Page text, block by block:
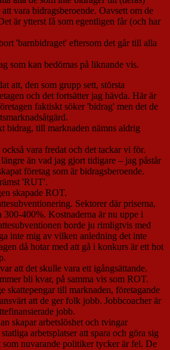
vara bidragsberoende. Oavsett om de
är ytterst få som egentligen får (och har
'barnbidraget' eftersom det går till alla
som kan bedömas på liknande vis.
att, den som grupp sett, största
och det fortsätter jag hävda. Här är
faktiskt söker 'bidrag' men det de
bidrag, till marknaden nämns aldrig
vara fredat och det tackar vi för.
än vad jag gjort tidigare – jag påstår
företag som är bidragsberoende.
'RUT'.
skapade ROT.
Sektorer där priserna,
300-400%. Kostnaderna är nu uppe i
borde ju rimligtvis med
inte mig av vilken anledning det inte
då hotar med att gå i konkurs är ett hot
att det skulle vara ett igångsättande.
bli kvar, på samma vis som ROT.
skattepengar till marknaden, företagande
att de ger folk jobb. Jobbcoacher är
jobb.
skapar arbetslöshet och tvingar
arbetsplatser att spara och göra sig
som nuvarande politiker tycker är fel. De